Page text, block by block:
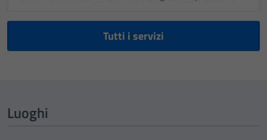
Tutti i servizi
Luoghi